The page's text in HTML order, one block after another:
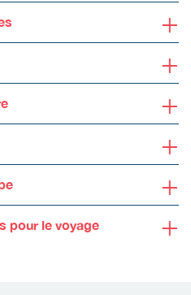
+
+
+
+
+
pour le voyage +